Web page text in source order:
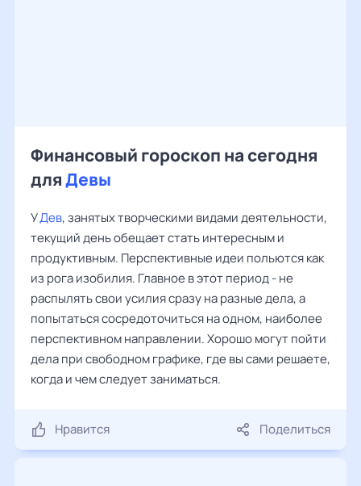
Финансовый гороскоп на сегодня
дляДевы
УДев, занятых творческими видами деятельности,
текущий день обещает стать интересным и
продуктивным. Перспективные идеи польются как
из рога изобилия. Главное в этот период - не
распылять свои усилия сразу на разные дела, а
попытаться сосредоточиться на одном, наиболее
перспективном направлении. Хорошо могут пойти
дела при свободном графике, где вы сами решаете,
когда и чем следует заниматься.
Нравится Поделиться